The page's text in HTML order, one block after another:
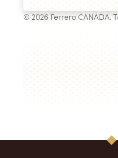
© 2026 Ferrero CANADA.